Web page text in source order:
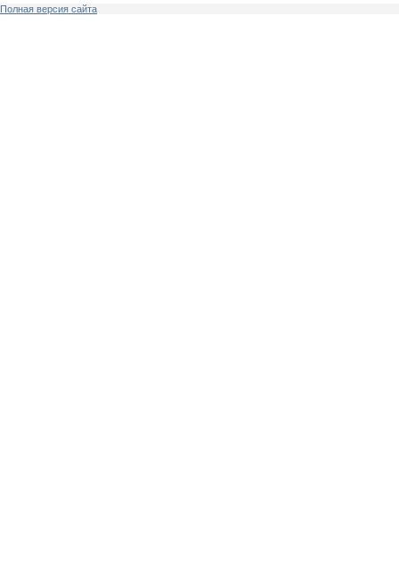
Полная версия сайта